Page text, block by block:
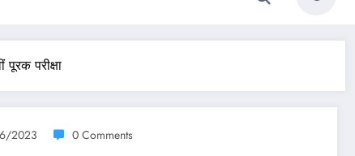
परीक्षा
2023 0 Comments